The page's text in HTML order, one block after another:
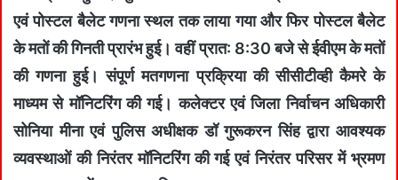
एवं पोस्‍टल बैलेट गणना स्‍थल तक लाया गया और फिर पोस्‍टल बैलेट
के मतों की गिनती प्रारंभ हुई। वहीं प्रात: 8:30 बजे से ईवीएम के मतों
की गणना हुई। संपूर्ण मतगणना प्रक्रिया की सीसीटीव्‍ही कैमरे के
माध्‍यम से मॉनिटरिंग की गई। कलेक्‍टर एवं जिला निर्वाचन अधिकारी
सोनिया मीना एवं पुलिस अधीक्षक डॉ गुरूकरन सिंह द्वारा आवश्‍यक
व्‍यवस्‍थाओं की निरंतर मॉनिटरिंग की गई एवं निरंतर परिसर में भ्रमण